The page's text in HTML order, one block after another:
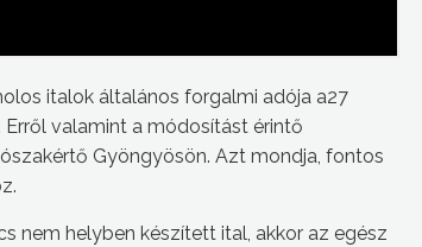
italok általános forgalmi adója a27
Erről valamint a módosítást érintő
Gyöngyösön. Azt mondja, fontos
nem helyben készített ital, akkor az egész